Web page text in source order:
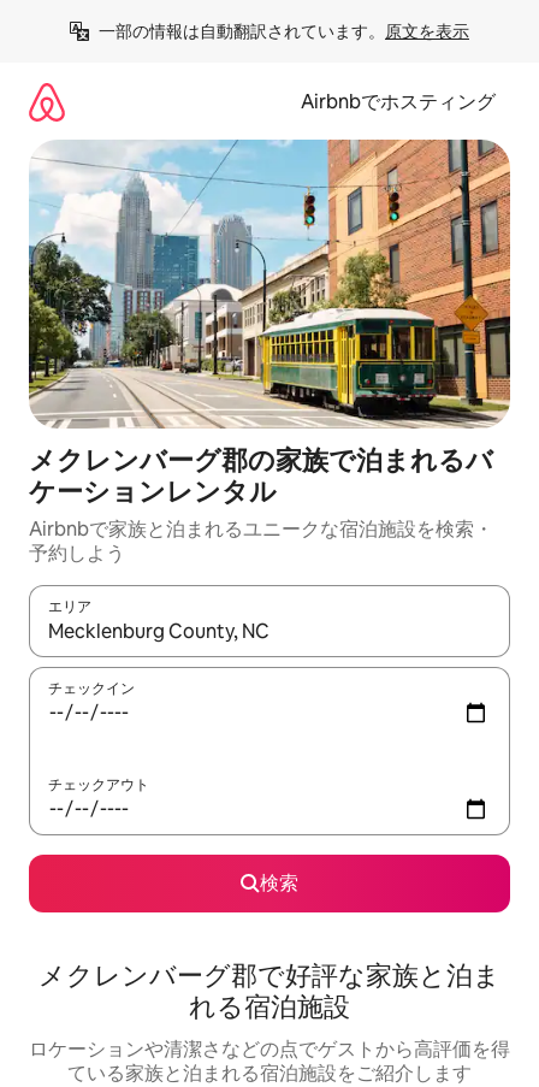
一部の情報は自動翻訳されています。 原文を表示
Airbnbでホスティング
メクレンバーグ郡の家族で泊まれるバ
ケーションレンタル
Airbnbで家族と泊まれるユニークな宿泊施設を検索・
予約しよう
エリア
検索結果が表示されたら、上下の矢印キーを使って移動するか
チェックイン
チェックアウト
検索
メクレンバーグ郡で好評な家族と泊ま
れる宿泊施設
ロケーションや清潔さなどの点でゲストから高評価を得
ている家族と泊まれる宿泊施設をご紹介します